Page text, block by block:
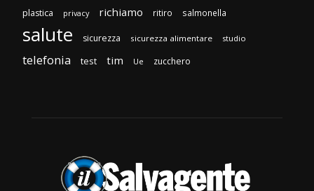
plastica privacy richiamo ritiro salmonella
salute sicurezza sicurezza alimentare studio
telefonia test tim Ue zucchero